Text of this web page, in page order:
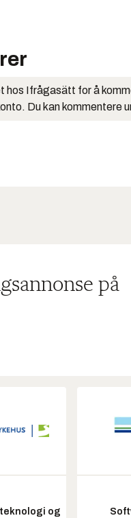
hos Ifrågasätt for å
Du kan kommentere
på
og